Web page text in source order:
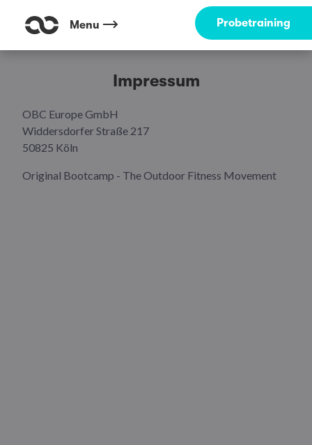
Menu Probetraining
Impressum
OBC Europe GmbH
Widdersdorfer Straße 217
50825 Köln
Original Bootcamp - The Outdoor Fitness Movement